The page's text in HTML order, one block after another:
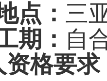
点： 三
期： 自
资格要求